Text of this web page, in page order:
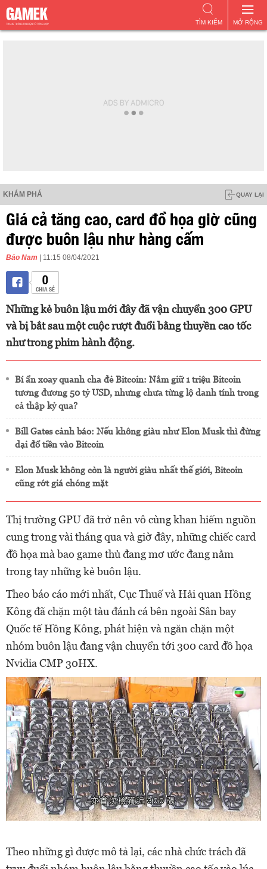
MỞ RỘNG
TÌM KIẾM
KHÁM PHÁ QUAY LẠI
Giá cả tăng cao, card đồ họa giờ cũng
được buôn lậu như hàng cấm
Bảo Nam | 11:15 08/04/2021
0
CHIA SẺ
Những kẻ buôn lậu mới đây đã vận chuyển 300 GPU
và bị bắt sau một cuộc rượt đuổi bằng thuyền cao tốc
như trong phim hành động.
Bí ẩn xoay quanh cha đẻ Bitcoin: Nắm giữ 1 triệu Bitcoin
tương đương 50 tỷ USD, nhưng chưa từng lộ danh tính trong
cả thập kỷ qua?
Bill Gates cảnh báo: Nếu không giàu như Elon Musk thì đừng
dại đổ tiền vào Bitcoin
Elon Musk không còn là người giàu nhất thế giới, Bitcoin
cũng rớt giá chóng mặt
Thị trường GPU đã trở nên vô cùng khan hiếm nguồn
cung trong vài tháng qua và giờ đây, những chiếc card
đồ họa mà bao game thủ đang mơ ước đang nằm
trong tay những kẻ buôn lậu.
Theo báo cáo mới nhất, Cục Thuế và Hải quan Hồng
Kông đã chặn một tàu đánh cá bên ngoài Sân bay
Quốc tế Hồng Kông, phát hiện và ngăn chặn một
nhóm buôn lậu đang vận chuyển tới 300 card đồ họa
Nvidia CMP 30HX.
Theo những gì được mô tả lại, các nhà chức trách đã